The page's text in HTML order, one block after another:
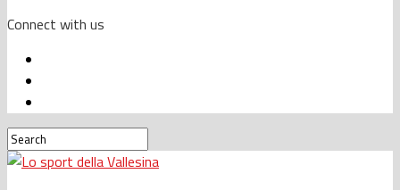
Connect with us